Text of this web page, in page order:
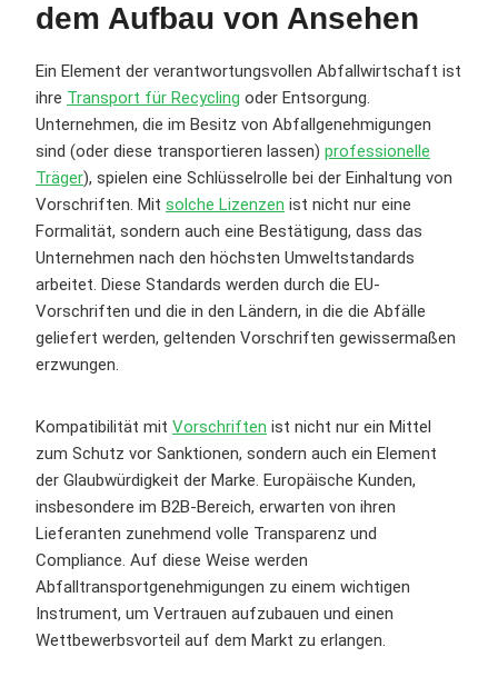
dem Aufbau von Ansehen
Ein Element der verantwortungsvollen Abfallwirtschaft ist
ihre Transport für Recycling oder Entsorgung.
Unternehmen, die im Besitz von Abfallgenehmigungen
sind (oder diese transportieren lassen) professionelle
Träger), spielen eine Schlüsselrolle bei der Einhaltung von
Vorschriften. Mit solche Lizenzen ist nicht nur eine
Formalität, sondern auch eine Bestätigung, dass das
Unternehmen nach den höchsten Umweltstandards
arbeitet. Diese Standards werden durch die EU-
Vorschriften und die in den Ländern, in die die Abfälle
geliefert werden, geltenden Vorschriften gewissermaßen
erzwungen.
Kompatibilität mit Vorschriften ist nicht nur ein Mittel
zum Schutz vor Sanktionen, sondern auch ein Element
der Glaubwürdigkeit der Marke. Europäische Kunden,
insbesondere im B2B-Bereich, erwarten von ihren
Lieferanten zunehmend volle Transparenz und
Compliance. Auf diese Weise werden
Abfalltransportgenehmigungen zu einem wichtigen
Instrument, um Vertrauen aufzubauen und einen
Wettbewerbsvorteil auf dem Markt zu erlangen.